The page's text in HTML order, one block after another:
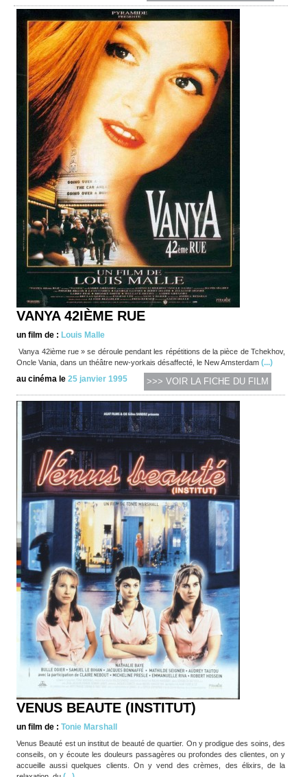
VANYA 42IÈME RUE
un film de : Louis Malle
Vanya 42ième rue » se déroule pendant les répétitions de la pièce de Tchekhov,
Oncle Vania, dans un théâtre new-yorkais désaffecté, le New Amsterdam (...)
au cinéma le 25 janvier 1995 >>> VOIR LA FICHE DU FILM
VENUS BEAUTE (INSTITUT)
un film de : Tonie Marshall
Venus Beauté est un institut de beauté de quartier. On y prodigue des soins, des
conseils, on y écoute les douleurs passagères ou profondes des clientes, on y
accueille aussi quelques clients. On y vend des crèmes, des élixirs, de la